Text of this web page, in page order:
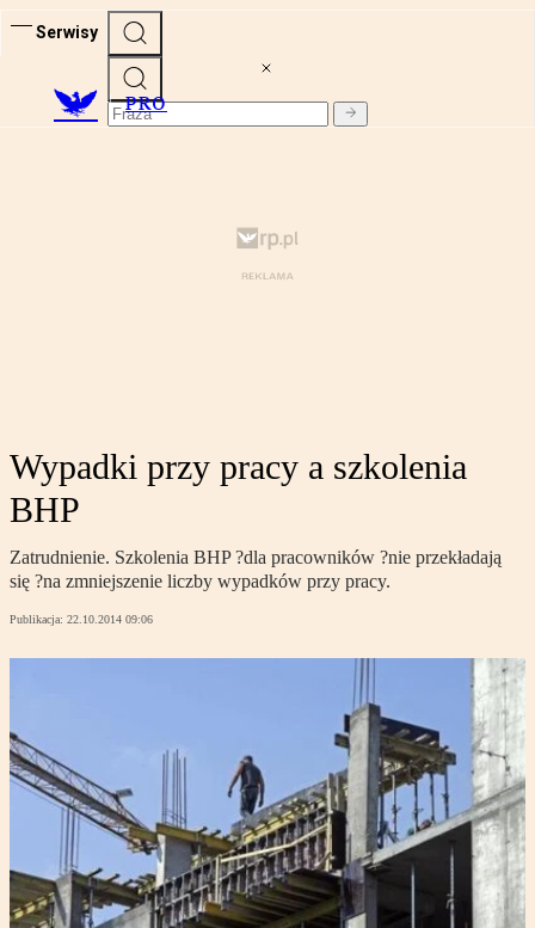
Serwisy
PRO
Wypadki przy pracy a szkolenia
BHP
Zatrudnienie. Szkolenia BHP ?dla pracowników ?nie przekładają
się ?na zmniejszenie liczby wypadków przy pracy.
Publikacja: 22.10.2014 09:06